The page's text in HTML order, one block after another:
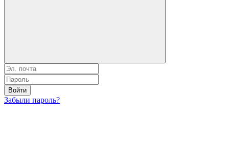
Войти
Забыли пароль?